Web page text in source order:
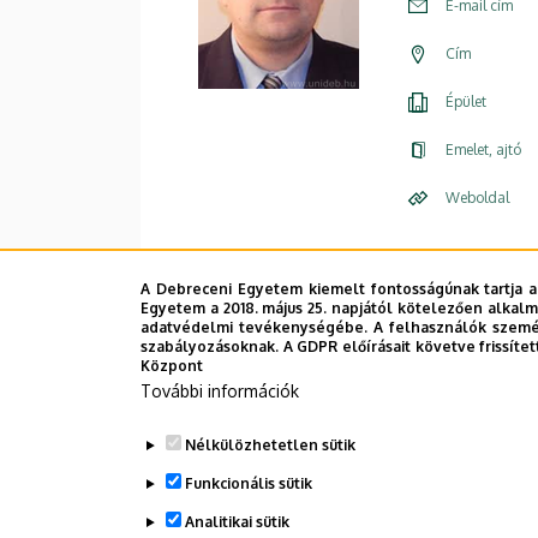
E-mail cím
Cím
Épület
Emelet, ajtó
Weboldal
A Debreceni Egyetem kiemelt fontosságúnak
Egyetem a 2018. május 25. napjától kötelezően
adatvédelmi tevékenységébe. A felhasználók
szabályozásoknak. A GDPR előírásait követve
Központ
További információk
Nélkülözhetetlen sütik
Funkcionális sütik
Analitikai sütik